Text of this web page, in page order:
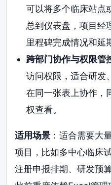
可以将多个临床站点
总到仪表盘，项目经
里程碑完成情况和延
跨部门协作与权限管
访问权限，适合研发
在同一张表上协作，
权查看。
适用场景 ：适合需要大
项目，比如多中心临床
注册申报排期、研发预